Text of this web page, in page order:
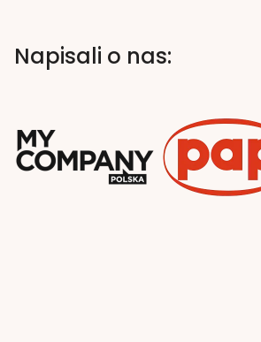
Napisali o nas: